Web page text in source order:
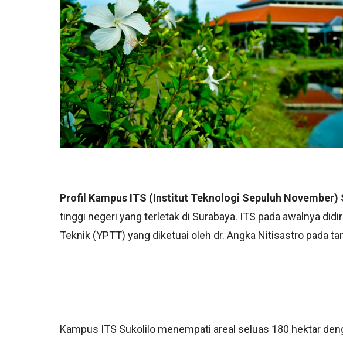
Profil Kampus ITS (Institut Teknologi Sepuluh November)
tinggi negeri yang terletak di Surabaya. ITS pada awalnya
Teknik (YPTT) yang diketuai oleh dr. Angka Nitisastro pada
Kampus ITS Sukolilo menempati areal seluas 180 hektar